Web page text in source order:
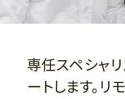
専任スペシャ
ートします。リ